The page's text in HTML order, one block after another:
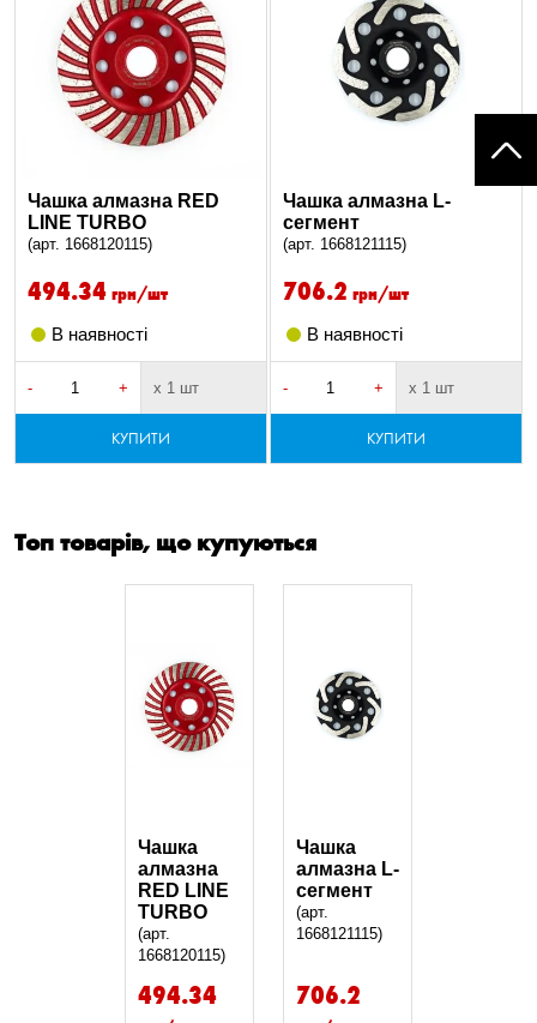
Чашка алмазна RED
LINE TURBO
(арт. 1668120115)
494.34 грн/шт
В наявності
- + х 1 шт
КУПИТИ
Чашка алмазна L-
сегмент
(арт. 1668121115)
706.2 грн/шт
В наявності
- + х 1 шт
КУПИТИ
Топ товарів, що купуються
Чашка
алмазна
RED LINE
TURBO
(арт.
1668120115)
494.34
Чашка
алмазна L-
сегмент
(арт.
1668121115)
706.2